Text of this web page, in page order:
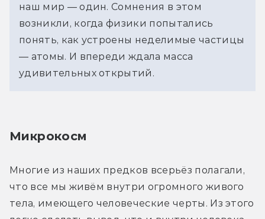
наш мир — один. Сомнения в этом
возникли, когда физики попытались
понять, как устроены неделимые частицы
— атомы. И впереди ждала масса
удивительных открытий.
Микрокосм
Многие из наших предков всерьёз полагали,
что все мы живём внутри огромного живого
тела, имеющего человеческие черты. Из этого